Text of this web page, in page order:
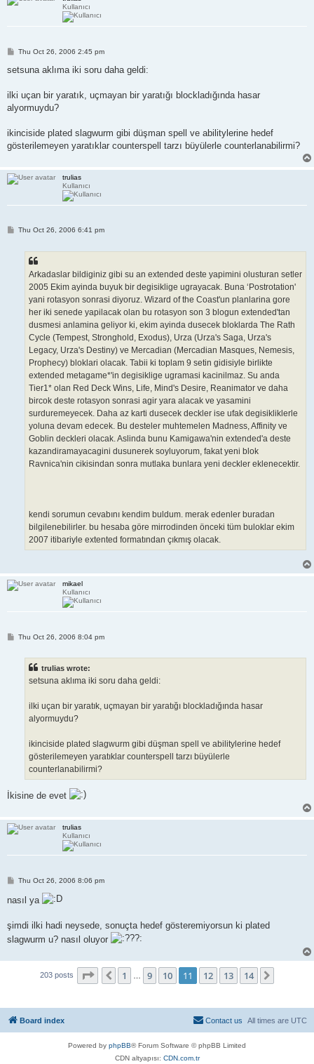
Kullanıcı
P
s
Thu Oct 26, 2006 2:45 pm
setsuna aklıma iki soru daha geldi:
ilki uçan bir yaratık, uçmayan bir yaratığı blockladığında hasar
alyormuydu?
ikinciside plated slagwurm gibi düşman spell ve abilitylerine hedef
gösterilemeyen yaratıklar counterspell tarzı büyülerle counterlanabilirmi?
trulias
Kullanıcı
PThu Oct 26, 2006 6:41 pm
Arkadaslar bildiginiz gibi su an extended deste yapimini olusturan setler
2005 Ekim ayinda buyuk bir degisiklige ugrayacak. Buna ‘Postrotation'
yani rotasyon sonrasi diyoruz. Wizard of the Coast'un planlarina gore
her iki senede yapilacak olan bu rotasyon son 3 blogun extended'tan
dusmesi anlamina geliyor ki, ekim ayinda dusecek bloklarda The Rath
Cycle (Tempest, Stronghold, Exodus), Urza (Urza's Saga, Urza's
Legacy, Urza's Destiny) ve Mercadian (Mercadian Masques, Nemesis,
Prophecy) bloklari olacak. Tabii ki toplam 9 setin gidisiyle birlikte
extended metagame*'in degisiklige ugramasi kacinilmaz. Su anda
Tier1* olan Red Deck Wins, Life, Mind's Desire, Reanimator ve daha
bircok deste rotasyon sonrasi agir yara alacak ve yasamini
surduremeyecek. Daha az karti dusecek deckler ise ufak degisikliklerle
yoluna devam edecek. Bu desteler muhtemelen Madness, Affinity ve
Goblin deckleri olacak. Aslinda bunu Kamigawa'nin extended'a deste
kazandiramayacagini dusunerek soyluyorum, fakat yeni blok
Ravnica'nin cikisindan sonra mutlaka bunlara yeni deckler eklenecektir.
kendi sorumun cevabını kendim buldum. merak edenler buradan
bilgilenebilirler. bu hesaba göre mirrodinden önceki tüm buloklar ekim
2007 itibariyle extented formatından çıkmış olacak.
mikael
Kullanıcı
PThu Oct 26, 2006 8:04 pm
trulias wrote:
setsuna aklıma iki soru daha geldi:
ilki uçan bir yaratık, uçmayan bir yaratığı blockladığında hasar
alyormuydu?
ikinciside plated slagwurm gibi düşman spell ve abilitylerine hedef
gösterilemeyen yaratıklar counterspell tarzı büyülerle
counterlanabilirmi?
İkisine de evet
trulias
Kullanıcı
P
t
Thu Oct 26, 2006 8:06 pm
nasıl ya
şimdi ilki hadi neysede, sonuçta hedef gösteremiyorsun ki plated
slagwurm u? nasıl oluyor
203 posts Page 11 of 14
Previous
1 9 10 11 12 13 14
Board index All times are UTC
Contact us
Powered by phpBB® Forum Software © phpBB Limited
CDN altyapısı: CDN.com.tr